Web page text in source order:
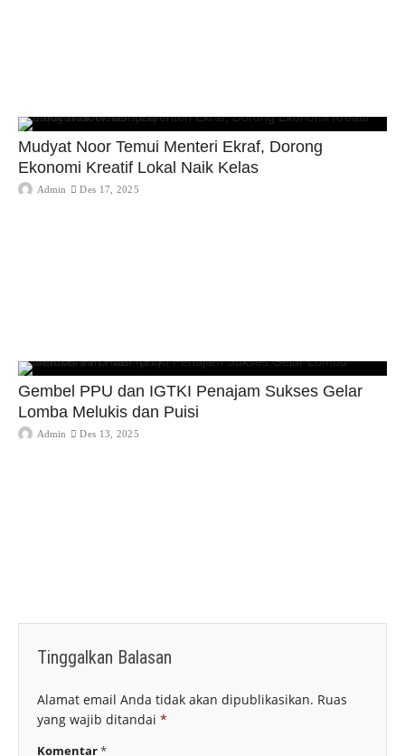
Mudyat Noor Temui Menteri Ekraf, Dorong
Ekonomi Kreatif Lokal Naik Kelas
Admin Des 17, 2025
Gembel PPU dan IGTKI Penajam Sukses Gelar
Lomba Melukis dan Puisi
Admin Des 13, 2025
Tinggalkan Balasan
Alamat email Anda tidak akan dipublikasikan. Ruas
yang wajib ditandai *
Komentar*